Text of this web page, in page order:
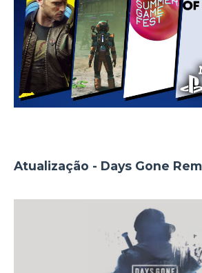
Atualização - Days Gone